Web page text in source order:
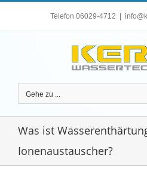
Telefon 06029-4712
Gehe zu ...
Was ist
Ionenaustauscher?